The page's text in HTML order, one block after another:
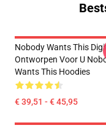
Nobody Wants This
Ontworpen Voor U
Wants This Hoodies
€ 39,51 - € 45,95